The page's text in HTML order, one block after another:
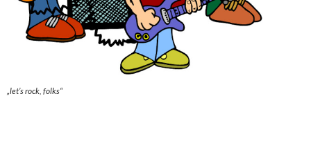
„let’s rock, folks“